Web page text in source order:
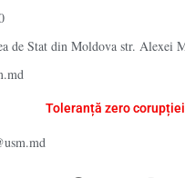
de Stat din Moldova str. Alexei
Toleranță zero corupției